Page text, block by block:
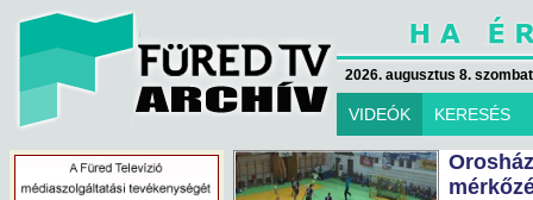
2026. augusztus 8.
VIDEÓK KERESÉS